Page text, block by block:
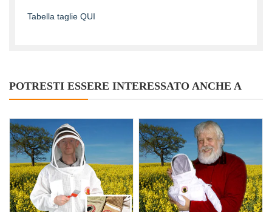
Tabella taglie QUI
POTRESTI ESSERE INTERESSATO ANCHE A